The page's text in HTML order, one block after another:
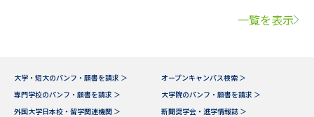
一覧を表示
大学・短大のパンフ・願書を請求 ＞
オープンキャンパス検索 ＞
専門学校のパンフ・願書を請求 ＞
大学院のパンフ・願書を請求 ＞
外国大学日本校・留学関連機関 ＞
新聞奨学会・進学情報誌 ＞